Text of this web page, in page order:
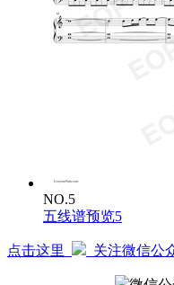
NO.5
五线谱预览5
点击这里 关注微信公